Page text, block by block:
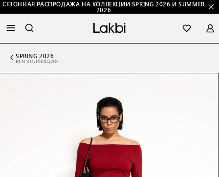
СЕЗОННАЯ РАСПРОДАЖА НА КОЛЛЕКЦИИ SPRING 2026 И SUMMER
2026
SPRING 2026
ВСЯ КОЛЛЕКЦИЯ